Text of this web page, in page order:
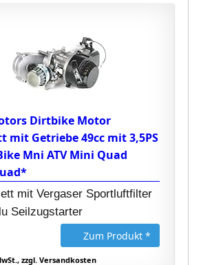
Dirtbike Motor
mit Getriebe 49cc mit 3,5PS
Mni ATV Mini Quad
mit Vergaser Sportluftfilter
Seilzugstarter
Zum Produkt *
zzgl. Versandkosten